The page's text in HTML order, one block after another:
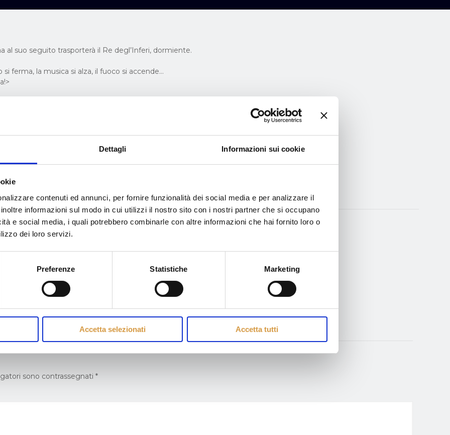
Dettagli Informazioni sui cookie
contenuti ed annunci, per fornire funzionalità dei social media e per analizzare il
informazioni sul modo in cui utilizzi il nostro sito con i nostri partner che si occupano
e social media, i quali potrebbero combinarle con altre informazioni che hai fornito loro o
dei loro servizi.
Preferenze Statistiche Marketing
Accetta selezionati Accetta tutti
al suo seguito trasporterà il Re degl’Inferi, dormiente.
ferma, la musica si alza, il fuoco si accende…
Maggio 29, 2019
Safya, Danza del Ventre
Read more
Maggio 29, 2019
Giullari Ciarlatani
Read more
sono contrassegnati*